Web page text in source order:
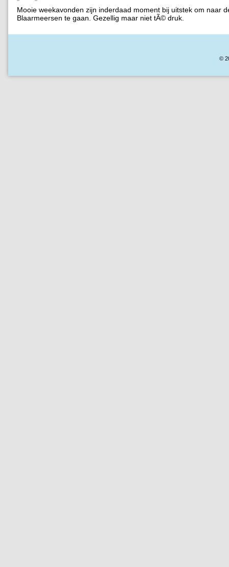
Mooie weekavonden zijn inderdaad moment bij uitstek om naar
Blaarmeersen te gaan. Gezellig maar niet tÃ© druk.
©